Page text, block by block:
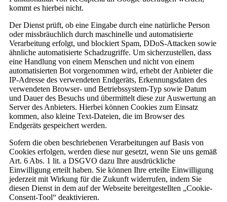
kommt es hierbei nicht.
Der Dienst prüft, ob eine Eingabe durch eine natürliche Person
oder missbräuchlich durch maschinelle und automatisierte
Verarbeitung erfolgt, und blockiert Spam, DDoS-Attacken sowie
ähnliche automatisierte Schadzugriffe. Um sicherzustellen, dass
eine Handlung von einem Menschen und nicht von einem
automatisierten Bot vorgenommen wird, erhebt der Anbieter die
IP-Adresse des verwendeten Endgeräts, Erkennungsdaten des
verwendeten Browser- und Betriebssystem-Typ sowie Datum
und Dauer des Besuchs und übermittelt diese zur Auswertung an
Server des Anbieters. Hierbei können Cookies zum Einsatz
kommen, also kleine Text-Dateien, die im Browser des
Endgeräts gespeichert werden.
Sofern die oben beschriebenen Verarbeitungen auf Basis von
Cookies erfolgen, werden diese nur gesetzt, wenn Sie uns gemäß
Art. 6 Abs. 1 lit. a DSGVO dazu Ihre ausdrückliche
Einwilligung erteilt haben. Sie können Ihre erteilte Einwilligung
jederzeit mit Wirkung für die Zukunft widerrufen, indem Sie
diesen Dienst in dem auf der Webseite bereitgestellten „Cookie-
Consent-Tool“ deaktivieren.